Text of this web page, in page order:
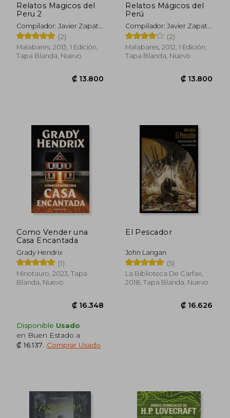
₡ 15.036
Relatos Magicos del
Peru 2
Compilador: Javier Zapata
Innocenzi
(2)
Malabares, 2013, 1 Edición,
Tapa Blanda, Nuevo
Relatos Mágicos del
Perú
Compilador: Javier Zapata
Innocenzi
(2)
Malabares, 2012, 1 Edición,
Tapa Blanda, Nuevo
Como Vender una
Casa Encantada
Grady Hendrix
(1)
Minotauro, 2023, Tapa
Blanda, Nuevo
Disponible Usado
en Buen Estado a
₡ 16.137
Comprar Usado
El Pescador
John Langan
(5)
La Biblioteca De Carfax,
2018, Tapa Blanda, Nuevo